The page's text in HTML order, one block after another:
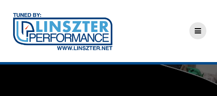
content